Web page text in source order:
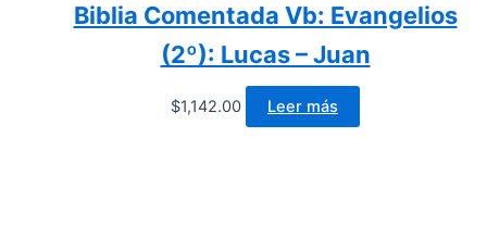
Biblia Comentada Vb: Evangelios
(2º): Lucas – Juan
$1,142.00 Leer más